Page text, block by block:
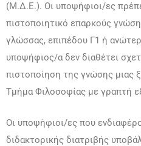
(Μ.Δ.Ε.). Οι υποψήφιοι/ες
πιστοποιητικό επαρκούς
γλώσσας, επιπέδου Γ1 ή
υποψήφιος/α δεν διαθέτει
πιστοποίηση της γνώσης μιας
Τμήμα Φιλοσοφίας με γραπτή
Οι υποψήφιοι/ες που
διδακτορικής διατριβής